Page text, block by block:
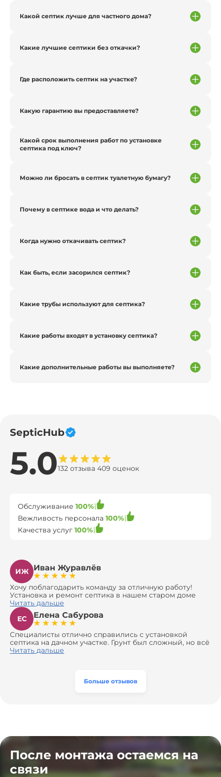
Какой септик лучше для частного дома?
Какие лучшие септики без откачки?
Где расположить септик на участке?
Какую гарантию вы предоставляете?
Какой срок выполнения работ по установке
септика под ключ?
Можно ли бросать в септик туалетную бумагу?
Почему в септике вода и что делать?
Когда нужно откачивать септик?
Как быть, если засорился септик?
Какие трубы используют для септика?
Какие работы входят в установку септика?
Какие дополнительные работы вы выполняете?
SepticHub
5.0132 отзыва 409 оценок
Обслуживание 100%
Вежливость персонала 100%
Качества услуг 100%
ИЖ Иван Журавлёв
Хочу поблагодарить команду за отличную работу!
Установка и ремонт септика в нашем старом доме
оказались сложной задачей, но ребята справились на
все 100%. Всё сделали аккуратно и профессионально.
Давали полезные рекомендации, не пытались
навязать ничего лишнего, помогли с выбором и
доставкой материалов, что позволило нам
сэкономить. Выполнили монтаж и демонтаж
оборудования, заменили трубы, обновили
эту компанию всем, кто ищет надёжных
Читать дальше
ЕС
Елена Сабурова
Специалисты отлично справились с установкой
септика на дачном участке. Грунт был сложный, но всё
сделали быстро и аккуратно. Помогли выбрать
Читать дальше
Больше отзывов
После монтажа остаемся на
связи